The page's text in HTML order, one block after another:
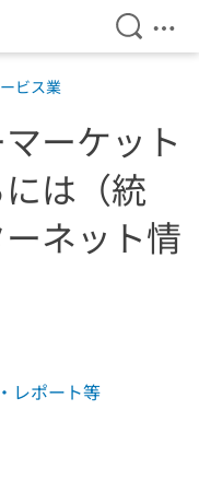
検索を
メ
ビス業
ーケット
は（統
ネット情
レポート等